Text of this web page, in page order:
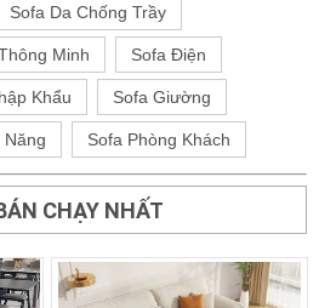
Sofa Da Chống Trầy
Minh Sofa Điện
Khẩu Sofa Giường
Sofa Phòng Khách
CHẠY NHẤT